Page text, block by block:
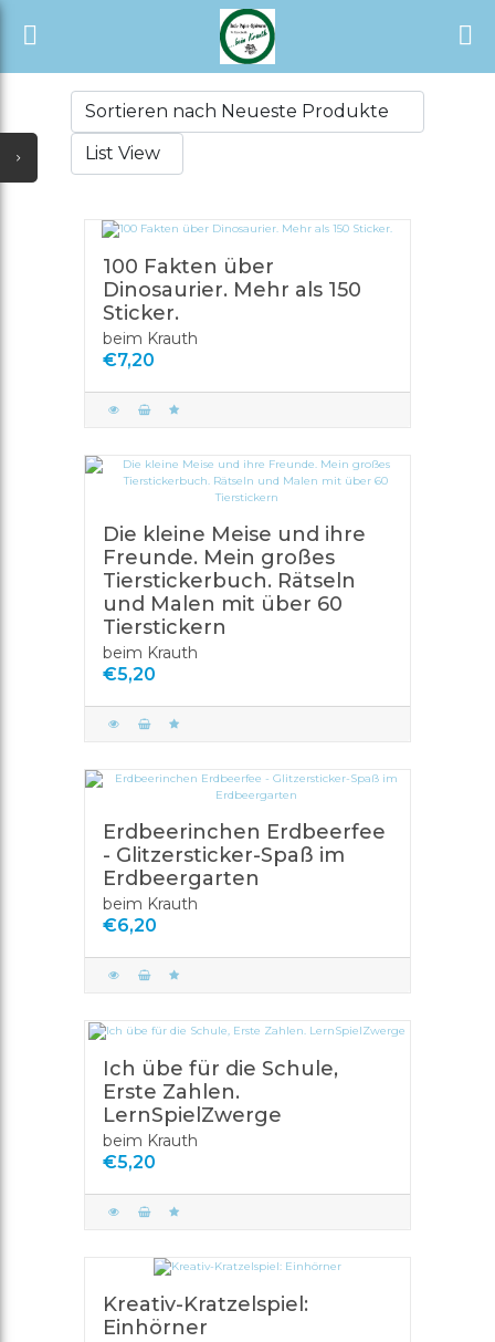
100 Fakten über
Dinosaurier. Mehr als 150
Sticker.
beim Krauth
€7,20
Die kleine Meise und ihre
Freunde. Mein großes
Tierstickerbuch. Rätseln
und Malen mit über 60
Tierstickern
beim Krauth
€5,20
Erdbeerinchen Erdbeerfee
- Glitzersticker-Spaß im
Erdbeergarten
beim Krauth
€6,20
Ich übe für die Schule,
Erste Zahlen.
LernSpielZwerge
beim Krauth
€5,20
Kreativ-Kratzelspiel:
Einhörner
START
AUSVERKAUF
TÄGLICHE ANGEBOTE
ALLE VERKÄUFER
Alle Kategorien
Alle Verkäufer